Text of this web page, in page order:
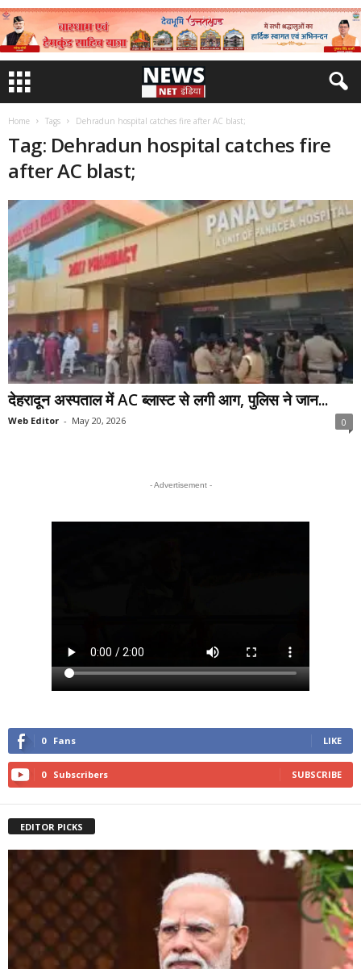
Home Tags Dehradun hospital catches fire after AC blast;
Tag: Dehradun hospital catches fire
after AC blast;
देहरादून अस्पताल में AC ब्लास्ट से लगी आग, पुलिस ने जान...
Web Editor - May 20, 2026 0
- Advertisement -
0 Fans LIKE
0 Subscribers SUBSCRIBE
EDITOR PICKS